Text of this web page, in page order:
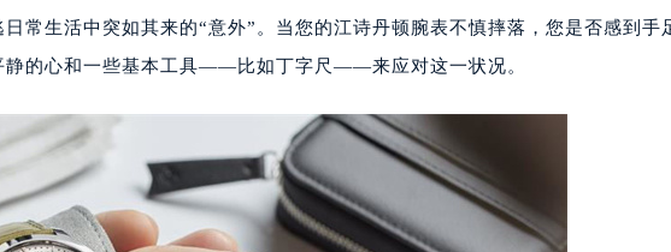
常生活中突如其来的“意外”。当您的江诗丹顿腕表不慎摔落，您是否感到手
静的心和一些基本工具——比如丁字尺——来应对这一状况。